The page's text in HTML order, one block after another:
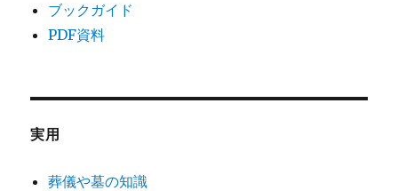
ブックガイド
PDF資料
実用
葬儀や墓の知識